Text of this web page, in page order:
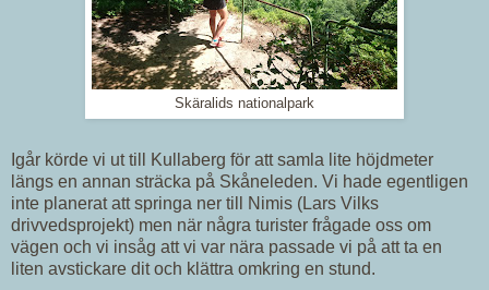
Skäralids nationalpark
Igår körde vi ut till Kullaberg för att samla lite höjdmeter
längs en annan sträcka på Skåneleden. Vi hade egentligen
inte planerat att springa ner till Nimis (Lars Vilks
drivvedsprojekt) men när några turister frågade oss om
vägen och vi insåg att vi var nära passade vi på att ta en
liten avstickare dit och klättra omkring en stund.